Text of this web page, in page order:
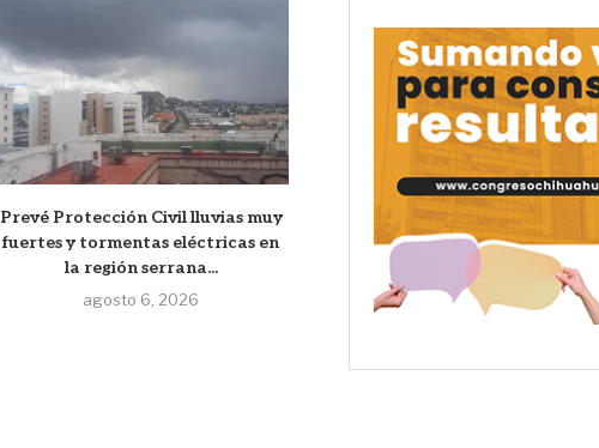
Prevé Protección Civil lluvias muy
fuertes y tormentas eléctricas en
la región serrana...
agosto 6, 2026